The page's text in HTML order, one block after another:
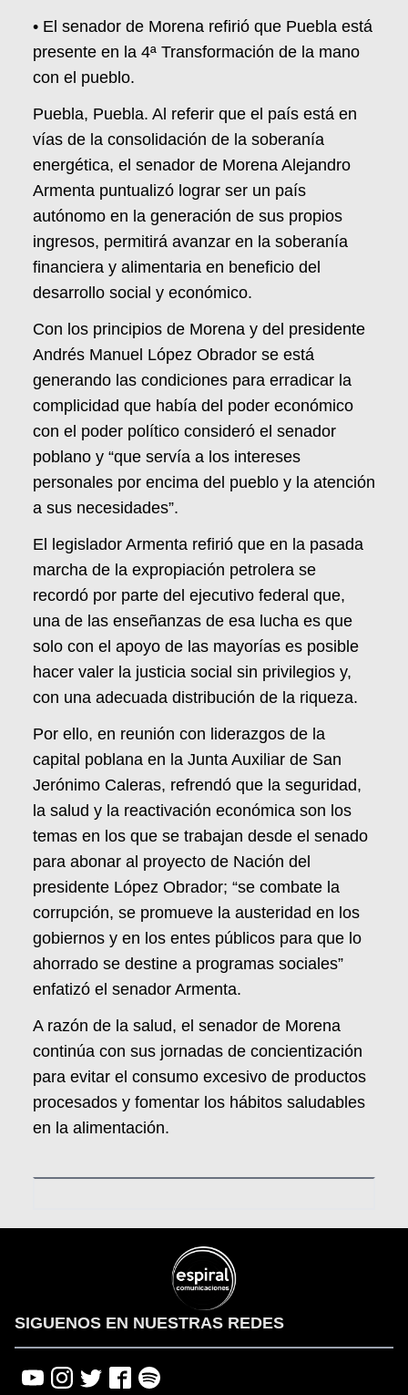
• El senador de Morena refirió que Puebla está
presente en la 4ª Transformación de la mano
con el pueblo.
Puebla, Puebla. Al referir que el país está en
vías de la consolidación de la soberanía
energética, el senador de Morena Alejandro
Armenta puntualizó lograr ser un país
autónomo en la generación de sus propios
ingresos, permitirá avanzar en la soberanía
financiera y alimentaria en beneficio del
desarrollo social y económico.
Con los principios de Morena y del presidente
Andrés Manuel López Obrador se está
generando las condiciones para erradicar la
complicidad que había del poder económico
con el poder político consideró el senador
poblano y “que servía a los intereses
personales por encima del pueblo y la atención
a sus necesidades”.
El legislador Armenta refirió que en la pasada
marcha de la expropiación petrolera se
recordó por parte del ejecutivo federal que,
una de las enseñanzas de esa lucha es que
solo con el apoyo de las mayorías es posible
hacer valer la justicia social sin privilegios y,
con una adecuada distribución de la riqueza.
Por ello, en reunión con liderazgos de la
capital poblana en la Junta Auxiliar de San
Jerónimo Caleras, refrendó que la seguridad,
la salud y la reactivación económica son los
temas en los que se trabajan desde el senado
para abonar al proyecto de Nación del
presidente López Obrador; “se combate la
corrupción, se promueve la austeridad en los
gobiernos y en los entes públicos para que lo
ahorrado se destine a programas sociales”
enfatizó el senador Armenta.
A razón de la salud, el senador de Morena
continúa con sus jornadas de concientización
para evitar el consumo excesivo de productos
procesados y fomentar los hábitos saludables
en la alimentación.
SIGUENOS EN NUESTRAS REDES